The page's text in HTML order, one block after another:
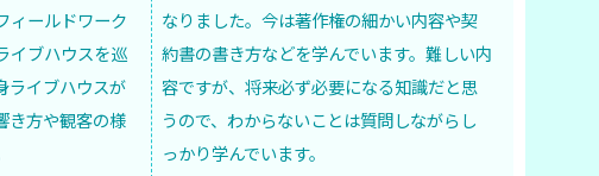
ィールドワーク
イブハウスを巡
ライブハウスが
き方や観客の様
なりました。今は著作権の細かい内容や契
約書の書き方などを学んでいます。難しい内
容ですが、将来必ず必要になる知識だと思
うので、わからないことは質問しながらし
っかり学んでいます。